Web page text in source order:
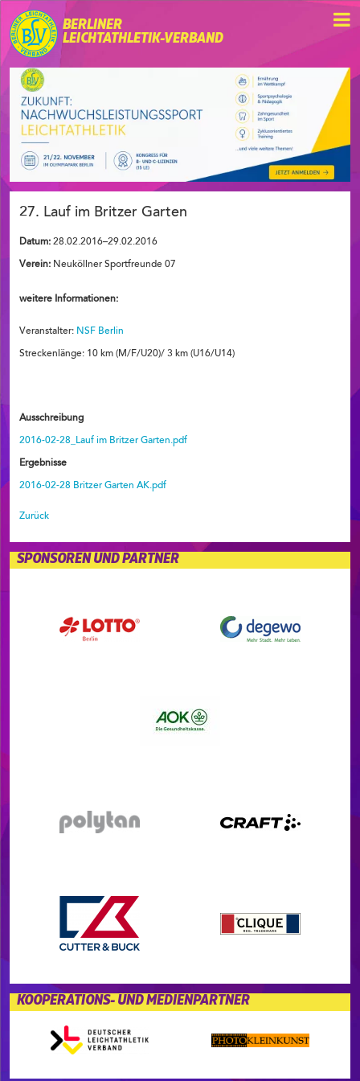
BERLINER
LEICHTATHLETIK-VERBAND
27. Lauf im Britzer Garten
Datum: 28.02.2016–29.02.2016
Verein: Neuköllner Sportfreunde 07
weitere Informationen:
Veranstalter: NSF Berlin
Streckenlänge: 10 km (M/F/U20)/ 3 km (U16/U14)
Ausschreibung
2016-02-28_Lauf im Britzer Garten.pdf
Ergebnisse
2016-02-28 Britzer Garten AK.pdf
Zurück
SPONSOREN UND PARTNER
KOOPERATIONS- UND MEDIENPARTNER